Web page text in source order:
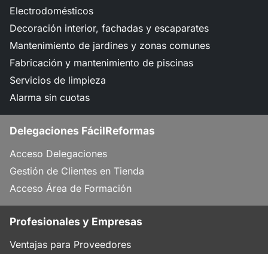
Electrodomésticos
Decoración interior, fachadas y escaparates
Mantenimiento de jardines y zonas comunes
Fabricación y mantenimiento de piscinas
Servicios de limpieza
Alarma sin cuotas
Delegaciones FácilReformas
Acceso Delegaciones
Gestión de Clientes en Tienda
Acceso Área de Formación
Profesionales y Empresas
Ventajas para Proveedores